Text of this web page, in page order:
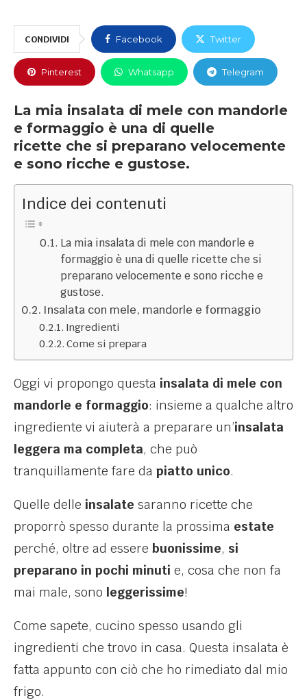
CONDIVIDI Facebook Twitter
Pinterest Whatsapp Telegram
La mia insalata di mele con mandorle
e formaggio è una di quelle
ricette che si preparano velocemente
e sono ricche e gustose.
Indice dei contenuti
La mia insalata di mele con mandorle e
formaggio è una di quelle ricette che si
preparano velocemente e sono ricche e
gustose.
Insalata con mele, mandorle e formaggio
Ingredienti
Come si prepara
Oggi vi propongo questa insalata di mele con
mandorle e formaggio: insieme a qualche altro
ingrediente vi aiuterà a preparare un’insalata
leggera ma completa, che può
tranquillamente fare da piatto unico.
Quelle delle insalate saranno ricette che
proporrò spesso durante la prossima estate
perché, oltre ad essere buonissime, si
preparano in pochi minuti e, cosa che non fa
mai male, sono leggerissime!
Come sapete, cucino spesso usando gli
ingredienti che trovo in casa. Questa insalata è
fatta appunto con ciò che ho rimediato dal mio
frigo.